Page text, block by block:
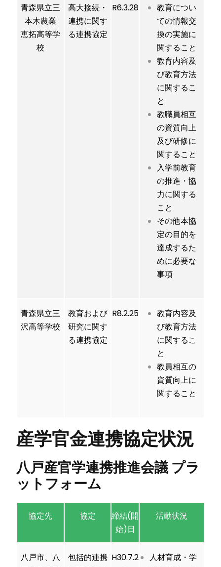
青森県立三
本木農業
恵拓高等学
校
高大接続・
連携に関す
る連携協定
R6.3.28
教育につい
ての情報交
換の実施に
関すること
教育内容及
び教育方法
に関するこ
と
教職員相互
の資質向上
及び研修に
関すること
入学前教育
の推進・協
力に関する
こと
その他本協
定の目的を
達成するた
めに必要な
事項
青森県立三
沢高等学校
教育および
研究に関す
る連携協定
R8.2.25
教育内容及
び教育方法
に関するこ
と
教員相互の
資質向上に
関すること
産学官金連携協定状況
八戸産官学連携推進会議 プラ
ットフォーム
協定先 協定
締結(開
始)日
活動状況
八戸市、八
包括的連携 H30.7.2
人材育成・学